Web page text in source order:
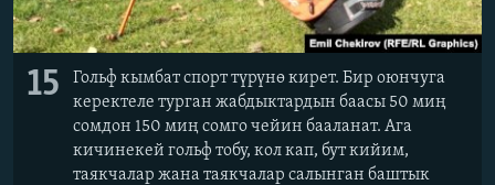
15
Гольф кымбат спорт түрүнө кирет. Бир оюнчуга
керектеле турган жабдыктардын баасы 50 миң
сомдон 150 миң сомго чейин бааланат. Ага
кичинекей гольф тобу, кол кап, бут кийим,
таякчалар жана таякчалар салынган баштык